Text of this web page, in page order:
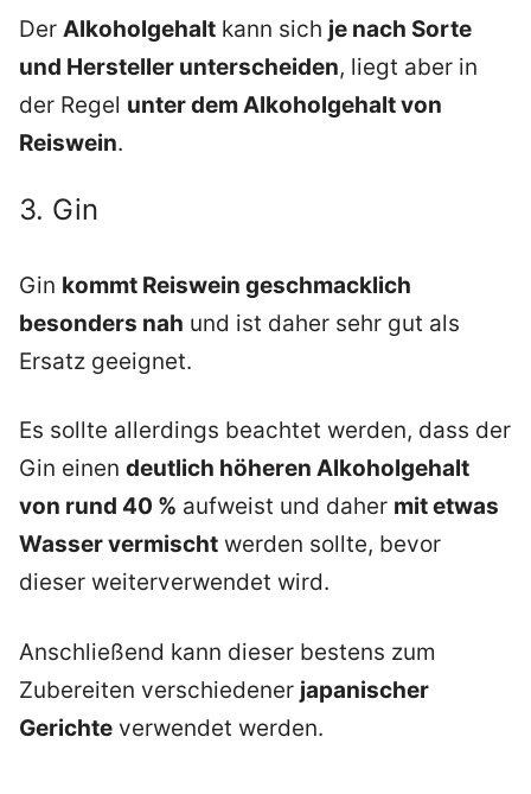
Der Alkoholgehalt kann sich je nach Sorte
und Hersteller unterscheiden, liegt aber in
der Regel unter dem Alkoholgehalt von
Reiswein.
3. Gin
Gin kommt Reiswein geschmacklich
besonders nah und ist daher sehr gut als
Ersatz geeignet.
Es sollte allerdings beachtet werden, dass der
Gin einen deutlich höheren Alkoholgehalt
von rund 40 % aufweist und daher mit etwas
Wasser vermischt werden sollte, bevor
dieser weiterverwendet wird.
Anschließend kann dieser bestens zum
Zubereiten verschiedener japanischer
Gerichte verwendet werden.